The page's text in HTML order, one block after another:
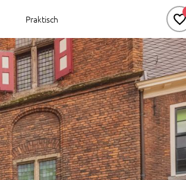
Bekijk de agenda
Natuur in en rondom
de stad
Passi d'Oro
Omgeving
Praktisch
voor zakelijke groepen